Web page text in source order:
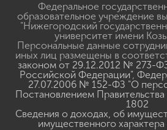
Федеральное
образовательное учреждение
"Нижегородский
университет имени
Персональные данные
иных лиц размещены в
законом от 29.12.2012 № 273-
Российской Федерации",
27.07.2006 № 152-ФЗ "О
Постановлением
1802
Сведения о доходах, об
имущественного